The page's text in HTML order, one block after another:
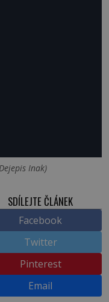
Inak)
SDÍLEJTE ČLÁNEK
Facebook
Twitter
Pinterest
Email